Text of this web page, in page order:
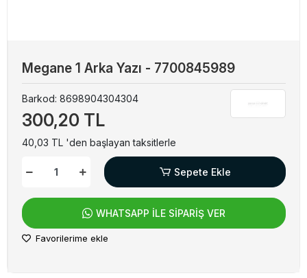
Megane 1 Arka Yazı - 7700845989
Barkod: 8698904304304
300,20 TL
40,03 TL 'den başlayan taksitlerle
Sepete Ekle
WHATSAPP İLE SİPARİŞ VER
Favorilerime ekle